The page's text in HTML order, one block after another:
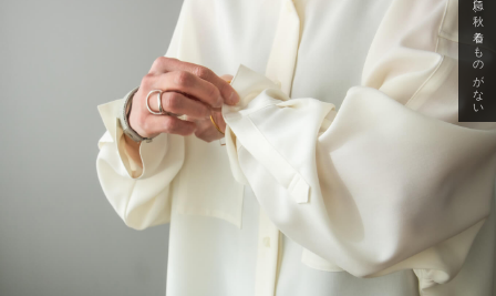
急に秋、着るものがない